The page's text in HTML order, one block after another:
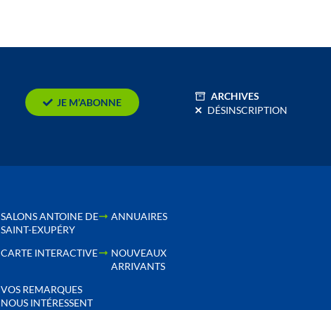
JE M’ABONNE
ARCHIVES
DÉSINSCRIPTION
SALONS ANTOINE DE
SAINT-EXUPÉRY
ANNUAIRES
CARTE INTERACTIVE
NOUVEAUX
ARRIVANTS
VOS REMARQUES
NOUS INTÉRESSENT